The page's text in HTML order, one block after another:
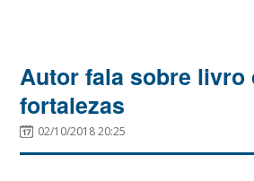
Autor fala sobre livro
fortalezas
02/10/2018 20:25